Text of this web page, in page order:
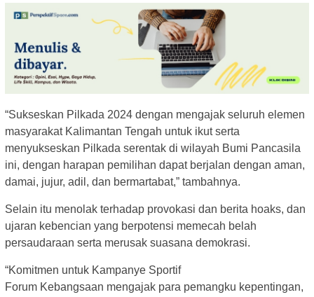
“Sukseskan Pilkada 2024 dengan mengajak seluruh elemen
masyarakat Kalimantan Tengah untuk ikut serta
menyukseskan Pilkada serentak di wilayah Bumi Pancasila
ini, dengan harapan pemilihan dapat berjalan dengan aman,
damai, jujur, adil, dan bermartabat,” tambahnya.
Selain itu menolak terhadap provokasi dan berita hoaks, dan
ujaran kebencian yang berpotensi memecah belah
persaudaraan serta merusak suasana demokrasi.
“Komitmen untuk Kampanye Sportif
Forum Kebangsaan mengajak para pemangku kepentingan,